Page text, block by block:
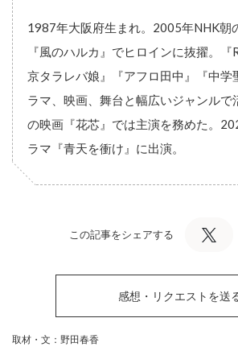
1987年大阪府生まれ。2005年NHK朝
『風のハルカ』でヒロインに抜擢。『
京タラレバ娘』『アフロ田中』『中学
ラマ、映画、舞台と幅広いジャンル
の映画『花芯』では主演を務めた。
ラマ『青天を衝け』に出演。
この記事をシェアする
感想・リクエストを送
取材・文：野田春香